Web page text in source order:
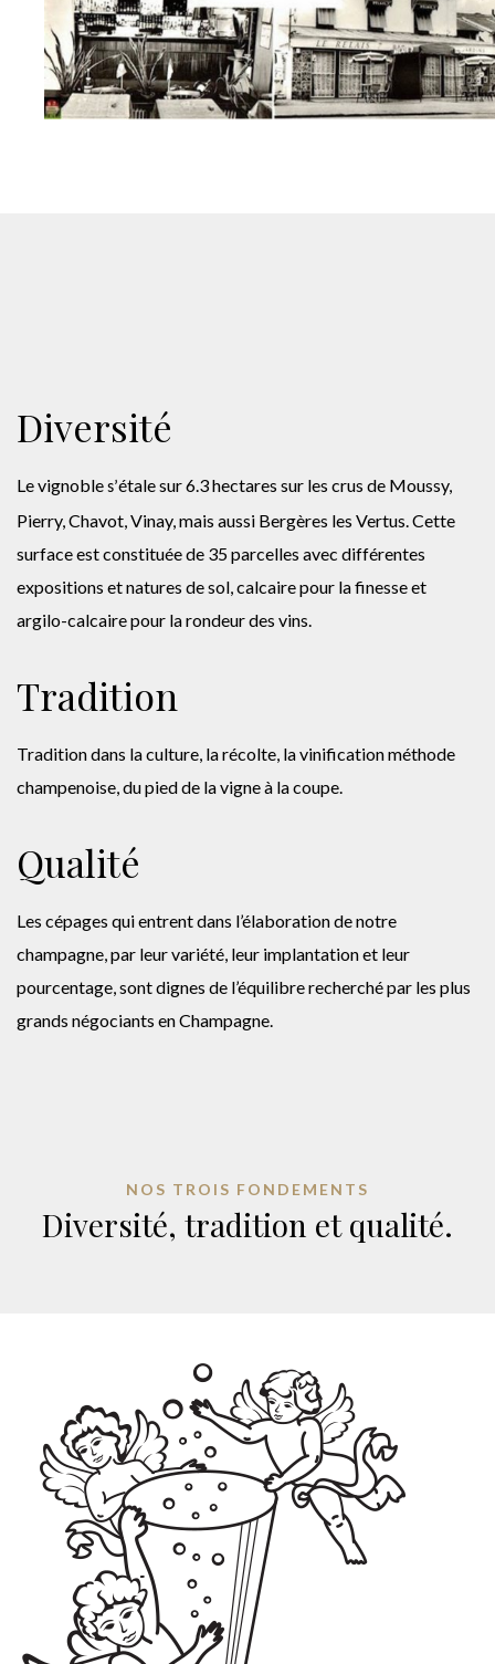
Diversité
Le vignobles’étale sur 6.3 hectares sur les crus de Moussy,
Pierry, Chavot, Vinay, mais aussi Bergères les Vertus. Cette
surface est constituée de 35 parcelles avec différentes
expositions et natures de sol, calcaire pour la finesse et
argilo-calcaire pour la rondeur des vins.
Tradition
Tradition dans la culture, la récolte, la vinification méthode
champenoise, du pied de la vigne à la coupe.
Qualité
Les cépages qui entrent dans l’élaboration de notre
champagne, par leur variété, leur implantation et leur
pourcentage, sont dignes de l’équilibre recherché par les plus
grands négociants en Champagne.
NOS TROIS FONDEMENTS
Diversité, tradition et qualité.